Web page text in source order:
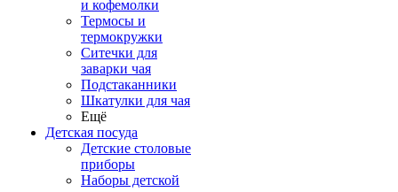
и кофемолки
Термосы и
термокружки
Ситечки для
заварки чая
Подстаканники
Шкатулки для чая
Ещё
Детская посуда
Детские столовые
приборы
Наборы детской